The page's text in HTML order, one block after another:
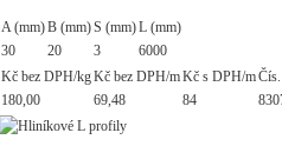
A (mm)B (mm)S (mm)L (mm)
30
20 3
6000
Kč bez DPH/kgKč bez DPH/mKč s DPH/m
180,00
69,48 84